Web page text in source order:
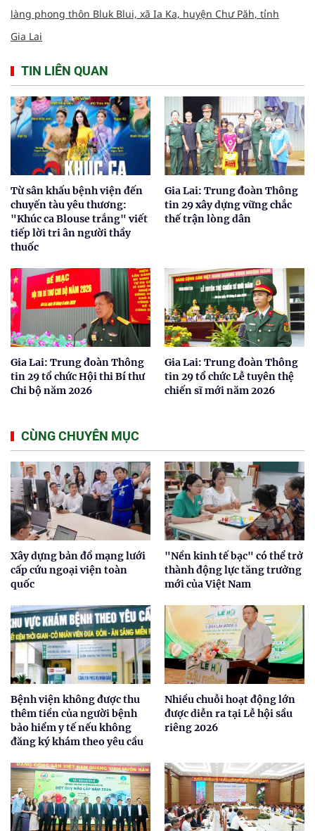
làng phong thôn Bluk Blui, xã Ia Ka, huyện Chư Păh, tỉnh
Gia Lai
TIN LIÊN QUAN
Từ sân khấu bệnh viện đến
chuyến tàu yêu thương:
"Khúc ca Blouse trắng" viết
tiếp lời tri ân người thầy
thuốc
Gia Lai: Trung đoàn Thông
tin 29 xây dựng vững chắc
thế trận lòng dân
Gia Lai: Trung đoàn Thông
tin 29 tổ chức Hội thi Bí thư
Chi bộ năm 2026
Gia Lai: Trung đoàn Thông
tin 29 tổ chức Lễ tuyên thệ
chiến sĩ mới năm 2026
CÙNG CHUYÊN MỤC
Xây dựng bản đồ mạng lưới
cấp cứu ngoại viện toàn
quốc
"Nền kinh tế bạc" có thể trở
thành động lực tăng trưởng
mới của Việt Nam
Bệnh viện không được thu
thêm tiền của người bệnh
bảo hiểm y tế nếu không
đăng ký khám theo yêu cầu
Nhiều chuỗi hoạt động lớn
được diễn ra tại Lễ hội sầu
riêng 2026